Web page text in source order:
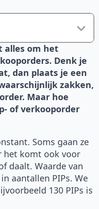
alles om het
Denk je
dan plaats je een
zakken,
Maar hoe
of verkooporder
Soms gaan ze
het komt ook voor
daalt. Waarde van
aantallen PIPs. We
130 PIPs is